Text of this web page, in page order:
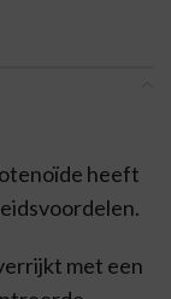
heeft
met een